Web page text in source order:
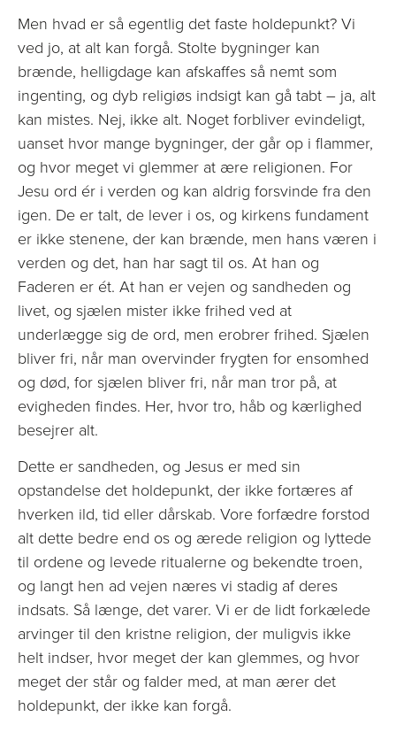
Men hvad er så egentlig det faste holdepunkt? Vi
ved jo, at alt kan forgå. Stolte bygninger kan
brænde, helligdage kan afskaffes så nemt som
ingenting, og dyb religiøs indsigt kan gå tabt – ja, alt
kan mistes. Nej, ikke alt. Noget forbliver evindeligt,
uanset hvor mange bygninger, der går op i flammer,
og hvor meget vi glemmer at ære religionen. For
Jesu ord ér i verden og kan aldrig forsvinde fra den
igen. De er talt, de lever i os, og kirkens fundament
er ikke stenene, der kan brænde, men hans væren i
verden og det, han har sagt til os. At han og
Faderen er ét. At han er vejen og sandheden og
livet, og sjælen mister ikke frihed ved at
underlægge sig de ord, men erobrer frihed. Sjælen
bliver fri, når man overvinder frygten for ensomhed
og død, for sjælen bliver fri, når man tror på, at
evigheden findes. Her, hvor tro, håb og kærlighed
besejrer alt.
Dette er sandheden, og Jesus er med sin
opstandelse det holdepunkt, der ikke fortæres af
hverken ild, tid eller dårskab. Vore forfædre forstod
alt dette bedre end os og ærede religion og lyttede
til ordene og levede ritualerne og bekendte troen,
og langt hen ad vejen næres vi stadig af deres
indsats. Så længe, det varer. Vi er de lidt forkælede
arvinger til den kristne religion, der muligvis ikke
helt indser, hvor meget der kan glemmes, og hvor
meget der står og falder med, at man ærer det
holdepunkt, der ikke kan forgå.